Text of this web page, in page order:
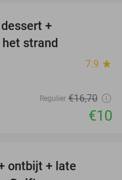
+
strand
7.9 star
Regulier €16,70
€10
ontbijt + late